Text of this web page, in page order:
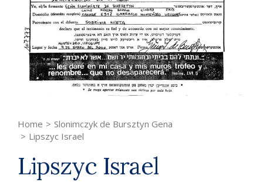
Home > Slonimczyk de Bursztyn Gena
> Lipszyc Israel
Lipszyc Israel